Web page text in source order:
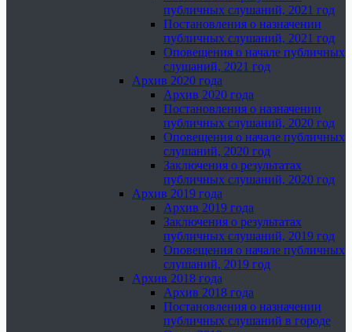
публичных слушаний, 2021 год
Постановления о назначении
публичных слушаний, 2021 год
Оповещения о начале публичных
слушаний, 2021 год
Архив 2020 года
Архив 2020 года
Постановления о назначении
публичных слушаний, 2020 год
Оповещения о начале публичных
слушаний, 2020 год
Заключения о результатах
публичных слушаний, 2020 год
Архив 2019 года
Архив 2019 года
Заключения о результатах
публичных слушаний, 2019 год
Оповещения о начале публичных
слушаний, 2019 год
Архив 2018 года
Архив 2018 года
Постановления о назначении
публичных слушаний в городе